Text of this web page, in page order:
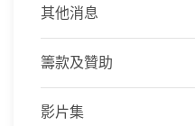
其他消息
籌款及贊助
影片集